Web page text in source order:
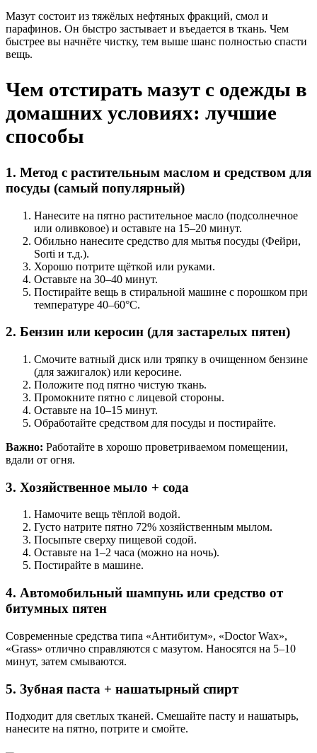
Мазут состоит из тяжёлых нефтяных фракций, смол и
парафинов. Он быстро застывает и въедается в ткань. Чем
быстрее вы начнёте чистку, тем выше шанс полностью спасти
вещь.
Чем отстирать мазут с одежды в
домашних условиях: лучшие
способы
1. Метод с растительным маслом и средством для
посуды (самый популярный)
Нанесите на пятно растительное масло (подсолнечное
или оливковое) и оставьте на 15–20 минут.
Обильно нанесите средство для мытья посуды (Фейри,
Sorti и т.д.).
Хорошо потрите щёткой или руками.
Оставьте на 30–40 минут.
Постирайте вещь в стиральной машине с порошком при
температуре 40–60°C.
2. Бензин или керосин (для застарелых пятен)
Смочите ватный диск или тряпку в очищенном бензине
(для зажигалок) или керосине.
Положите под пятно чистую ткань.
Промокните пятно с лицевой стороны.
Оставьте на 10–15 минут.
Обработайте средством для посуды и постирайте.
Важно: Работайте в хорошо проветриваемом помещении,
вдали от огня.
3. Хозяйственное мыло + сода
Намочите вещь тёплой водой.
Густо натрите пятно 72% хозяйственным мылом.
Посыпьте сверху пищевой содой.
Оставьте на 1–2 часа (можно на ночь).
Постирайте в машине.
4. Автомобильный шампунь или средство от
битумных пятен
Современные средства типа «Антибитум», «Doctor Wax»,
«Grass» отлично справляются с мазутом. Наносятся на 5–10
минут, затем смываются.
5. Зубная паста + нашатырный спирт
Подходит для светлых тканей. Смешайте пасту и нашатырь,
нанесите на пятно, потрите и смойте.